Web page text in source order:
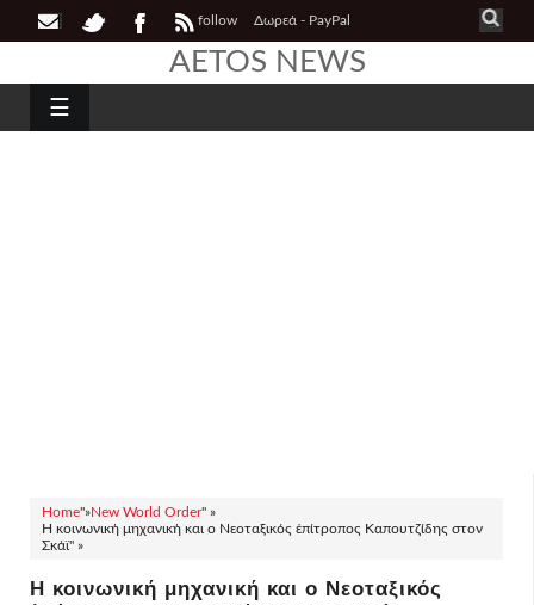
follow Δωρεά - PayPal
AETOS NEWS
☰
Home"»New World Order" »
Η κοινωνική μηχανική και ο Νεοταξικός ἐπίτροπος Καπουτζίδης στον
Σκάϊ" »
Η κοινωνική μηχανική και ο Νεοταξικός